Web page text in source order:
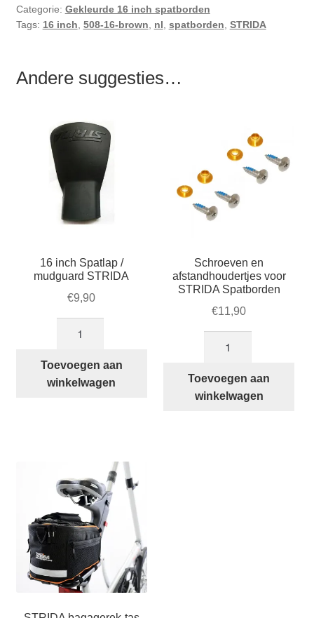
Categorie: Gekleurde 16 inch spatborden
Tags: 16 inch 508-16-brown nl spatborden STRIDA
Andere suggesties…
16 inch Spatlap /
mudguard STRIDA
€9,90
Spatlap
/
Toevoegen aan
winkelwagen
Schroeven en
afstandhoudertjes voor
STRIDA Spatborden
€11,90
afstandhoudertjes
voor
Toevoegen aan
winkelwagen